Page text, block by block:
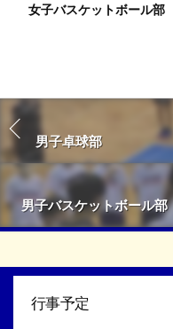
女子バスケットボール部
男子卓球部
男子バスケットボール部
行事予定